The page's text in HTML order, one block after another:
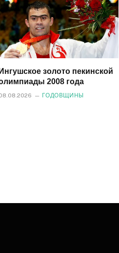
Ингушское золото пекинской
2008 года
ГОДОВЩИНЫ